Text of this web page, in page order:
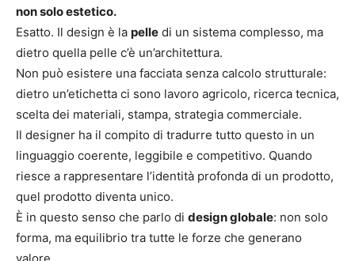
non solo estetico.
Esatto. Il design è la pelle di un sistema complesso, ma
dietro quella pelle c’è un’architettura.
Non può esistere una facciata senza calcolo strutturale:
dietro un’etichetta ci sono lavoro agricolo, ricerca tecnica,
scelta dei materiali, stampa, strategia commerciale.
Il designer ha il compito di tradurre tutto questo in un
linguaggio coerente, leggibile e competitivo. Quando
riesce a rappresentare l’identità profonda di un prodotto,
quel prodotto diventa unico.
È in questo senso che parlo di design globale: non solo
forma, ma equilibrio tra tutte le forze che generano